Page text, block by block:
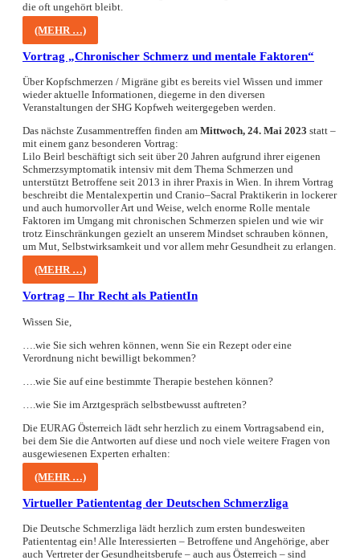
die oft ungehört bleibt.
(MEHR …)
Vortrag „Chronischer Schmerz und mentale Faktoren“
Über Kopfschmerzen / Migräne gibt es bereits viel Wissen und immer
wieder aktuelle Informationen, diegerne in den diversen
Veranstaltungen der SHG Kopfweh weitergegeben werden.
Das nächste Zusammentreffen finden am Mittwoch, 24. Mai 2023 statt –
mit einem ganz besonderen Vortrag:
Lilo Beirl beschäftigt sich seit über 20 Jahren aufgrund ihrer eigenen
Schmerzsymptomatik intensiv mit dem Thema Schmerzen und
unterstützt Betroffene seit 2013 in ihrer Praxis in Wien. In ihrem Vortrag
beschreibt die Mentalexpertin und Cranio–Sacral Praktikerin in lockerer
und auch humorvoller Art und Weise, welch enorme Rolle mentale
Faktoren im Umgang mit chronischen Schmerzen spielen und wie wir
trotz Einschränkungen gezielt an unserem Mindset schrauben können,
um Mut, Selbstwirksamkeit und vor allem mehr Gesundheit zu erlangen.
(MEHR …)
Vortrag – Ihr Recht als PatientIn
Wissen Sie,
….wie Sie sich wehren können, wenn Sie ein Rezept oder eine
Verordnung nicht bewilligt bekommen?
….wie Sie auf eine bestimmte Therapie bestehen können?
….wie Sie im Arztgespräch selbstbewusst auftreten?
Die EURAG Österreich lädt sehr herzlich zu einem Vortragsabend ein,
bei dem Sie die Antworten auf diese und noch viele weitere Fragen von
ausgewiesenen Experten erhalten:
(MEHR …)
Virtueller Patiententag der Deutschen Schmerzliga
Die Deutsche Schmerzliga lädt herzlich zum ersten bundesweiten
Patiententag ein! Alle Interessierten – Betroffene und Angehörige, aber
auch Vertreter der Gesundheitsberufe – auch aus Österreich – sind